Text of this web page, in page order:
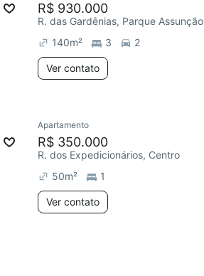
R$ 930.000
R. das Gardênias, Parque Assunção
140m² 3 2
Ver contato
Chegou este mês
Apartamento
R$ 350.000
R. dos Expedicionários, Centro
50m² 1
Ver contato